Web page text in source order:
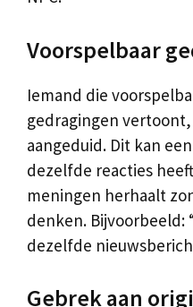
Voorspelbaar
Iemand die
gedragingen
aangeduid. Dit kan
dezelfde reacties
meningen herhaalt
denken. Bijvoorbeeld:
dezelfde
Gebrek aan